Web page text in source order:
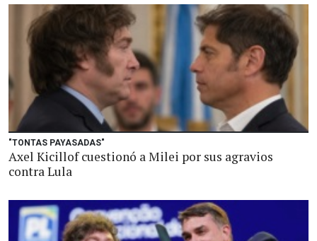
"TONTAS PAYASADAS"
Axel Kicillof cuestionó a Milei por sus agravios
contra Lula